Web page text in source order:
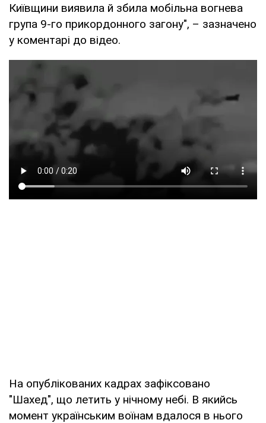
Київщини виявила й збила мобільна вогнева
група 9-го прикордонного загону", – зазначено
у коментарі до відео.
На опублікованих кадрах зафіксовано
"Шахед", що летить у нічному небі. В якийсь
момент українським воїнам вдалося в нього